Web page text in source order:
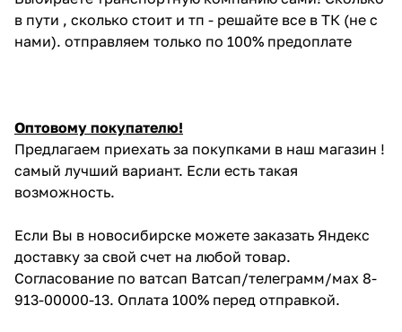
в пути , сколько стоит и тп - решайте все в ТК (не с
нами). отправляем только по 100% предоплате
Оптовому покупателю!
Предлагаем приехать за покупками в наш магазин !
самый лучший вариант. Если есть такая
возможность.
Если Вы в новосибирске можете заказать Яндекс
доставку за свой счет на любой товар.
Согласование по ватсап Ватсап/телеграмм/мах 8-
913-00000-13. Оплата 100% перед отправкой.